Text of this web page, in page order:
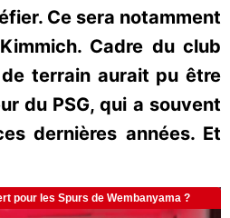
Ce sera notamment
Cadre du club
terrain aurait pu être
du PSG, qui a souvent
dernières années. Et